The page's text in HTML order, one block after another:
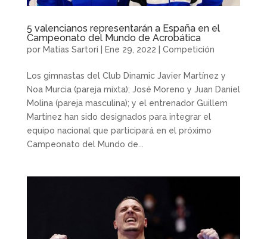
5 valencianos representarán a España en el
Campeonato del Mundo de Acrobática
por Matias Sartori Ene 29, 2022 Competición
Los gimnastas del Club Dinamic Javier Martínez y
Noa Murcia (pareja mixta); José Moreno y Juan Daniel
Molina (pareja masculina); y el entrenador Guillem
Martínez han sido designados para integrar el
equipo nacional que participará en el próximo
Campeonato del Mundo de...